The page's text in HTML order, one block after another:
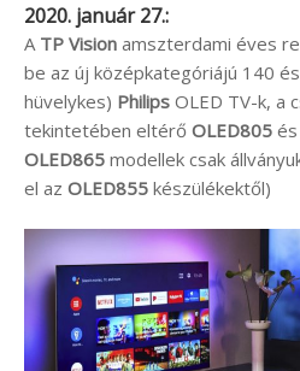
2020. január 27.:
A TP Vision amszterdami éves
be az új középkategóriájú 140
hüvelykes) Philips OLED TV-k, a
tekintetében eltérő OLED805 és
OLED865 modellek csak
el az OLED855 készülékektől)